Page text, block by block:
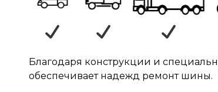
Благодаря конструкции и
обеспечивает надежд ремонт шины.